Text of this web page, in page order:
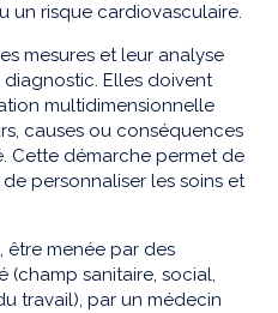
un risque cardiovasculaire.
mesures et leur analyse
Elles doivent
multidimensionnelle
causes ou conséquences
Cette démarche permet de
personnaliser les soins et
être menée par des
(champ sanitaire, social,
travail), par un médecin